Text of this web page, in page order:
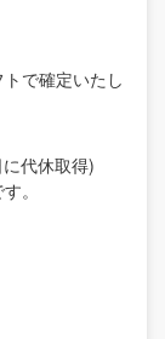
で確定いたし
代休取得)
。